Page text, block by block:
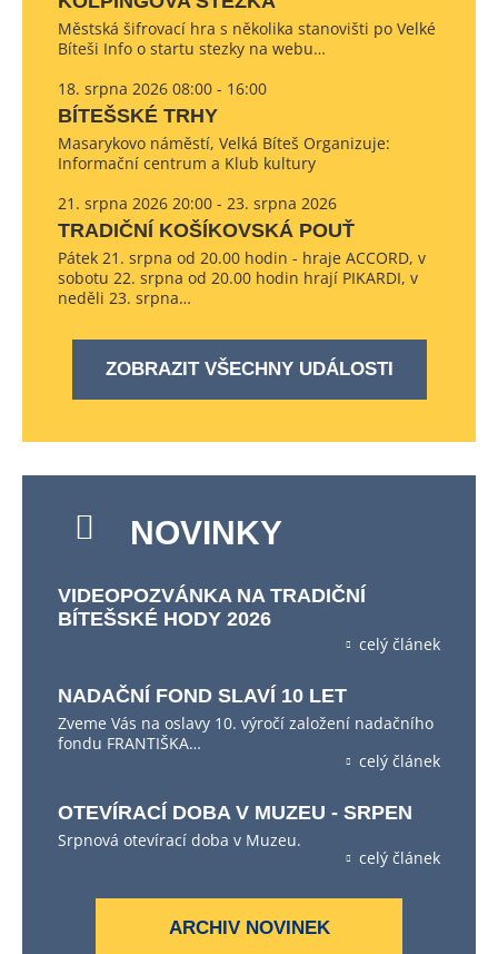
Městská šifrovací hra s několika stanovišti po Velké
Bíteši Info o startu stezky na webu…
18. srpna 2026 08:00 - 16:00
BÍTEŠSKÉ TRHY
Masarykovo náměstí, Velká Bíteš Organizuje:
Informační centrum a Klub kultury
21. srpna 2026 20:00 - 23. srpna 2026
TRADIČNÍ KOŠÍKOVSKÁ POUŤ
Pátek 21. srpna od 20.00 hodin - hraje ACCORD, v
sobotu 22. srpna od 20.00 hodin hrají PIKARDI, v
neděli 23. srpna…
ZOBRAZIT VŠECHNY UDÁLOSTI
NOVINKY
VIDEOPOZVÁNKA NA TRADIČNÍ
BÍTEŠSKÉ HODY 2026
celý článek
NADAČNÍ FOND SLAVÍ 10 LET
Zveme Vás na oslavy 10. výročí založení nadačního
fondu FRANTIŠKA…
celý článek
OTEVÍRACÍ DOBA V MUZEU - SRPEN
Srpnová otevírací doba v Muzeu.
celý článek
ARCHIV NOVINEK